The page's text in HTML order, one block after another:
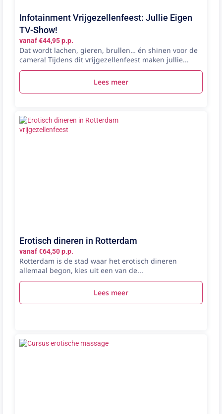
Infotainment Vrijgezellenfeest: Jullie Eigen
TV-Show!
vanaf €44,95 p.p.
Dat wordt lachen, gieren, brullen… én shinen voor de
camera! Tijdens dit vrijgezellenfeest maken jullie...
Lees meer
Erotisch dineren in Rotterdam
vanaf €64,50 p.p.
Rotterdam is de stad waar het erotisch dineren
allemaal begon, kies uit een van de...
Lees meer